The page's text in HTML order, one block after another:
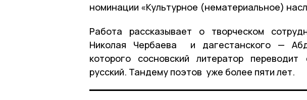
номинации «Культурное (нематериальное)
Работа рассказывает о творческом
Николая Чербаева и дагестанского —
которого сосновский литератор
русский. Тандему поэтов уже более пяти лет.